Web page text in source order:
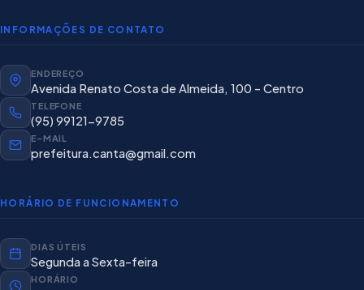
INFORMAÇÕES DE CONTATO
ENDEREÇO
Avenida Renato Costa de Almeida, 100 - Centro
TELEFONE
(95) 99121-9785
E-MAIL
prefeitura.canta@gmail.com
HORÁRIO DE FUNCIONAMENTO
DIAS ÚTEIS
Segunda a Sexta-feira
HORÁRIO